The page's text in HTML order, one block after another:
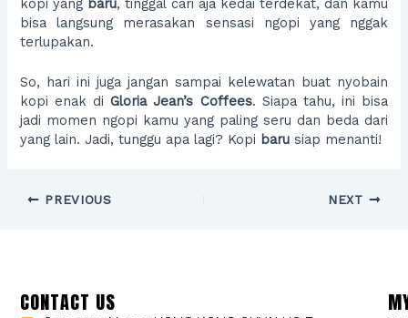
kopi yang baru, tinggal cari aja kedai terdekat, dan kamu
bisa langsung merasakan sensasi ngopi yang nggak
terlupakan.
So, hari ini juga jangan sampai kelewatan buat nyobain
kopi enak diGloria Jean’s Coffees. Siapa tahu, ini bisa
jadi momen ngopi kamu yang paling seru dan beda dari
yang lain. Jadi, tunggu apa lagi? Kopi baru siap menanti!
PREVIOUS NEXT
CONTACT US